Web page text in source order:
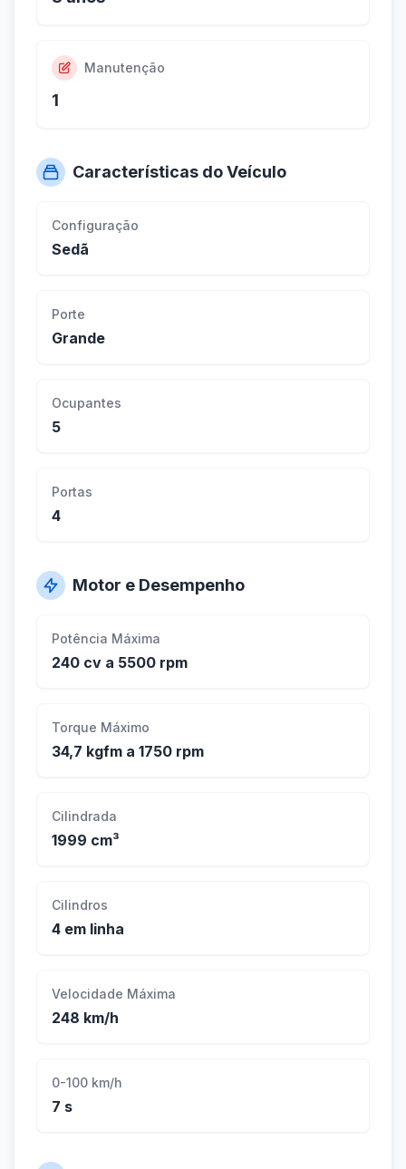
Manutenção
1
Características do Veículo
Configuração
Sedã
Porte
Grande
Ocupantes
5
Portas
4
Motor e Desempenho
Potência Máxima
240 cv a 5500 rpm
Torque Máximo
34,7 kgfm a 1750 rpm
Cilindrada
1999 cm³
Cilindros
4 em linha
Velocidade Máxima
248 km/h
0-100 km/h
7 s